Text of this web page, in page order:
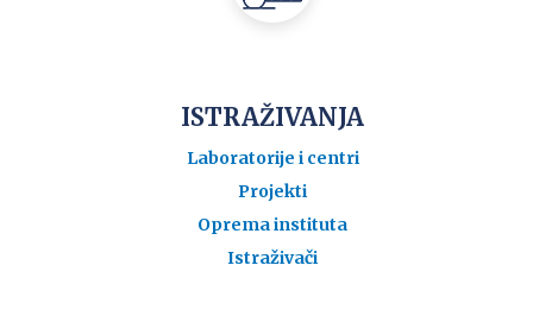
ISTRAŽIVANJA
Laboratorije i centri
Projekti
Oprema instituta
Istraživači